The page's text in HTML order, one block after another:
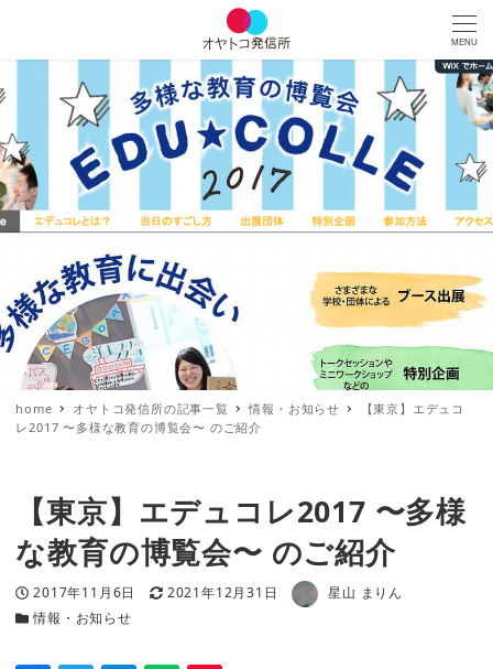
MENU
home オヤトコ発信所の記事一覧 情報・お知らせ
【東京】エデュコ
レ2017 〜多様な教育の博覧会〜 のご紹介
【東京】エデュコレ2017 〜多様
な教育の博覧会〜 のご紹介
投稿日
2017年11月6日 更新日
2021年12月31日 著者 星山 まりん
カテゴリー
情報・お知らせ